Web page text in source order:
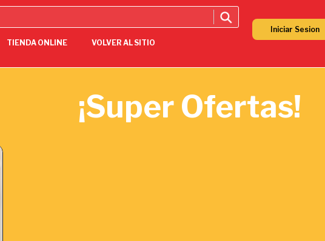
TIENDA ONLINE VOLVER AL SITIO
Iniciar Sesion
¡Super Ofertas!